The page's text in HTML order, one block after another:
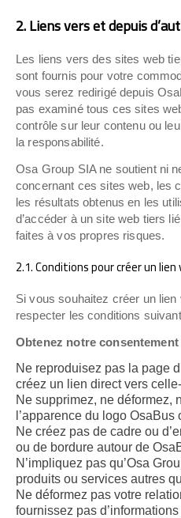
2. Liens vers et depuis
Les liens vers des sites web
sont fournis pour votre
vous serez redirigé depuis
pas examiné tous ces sites
contrôle sur leur contenu ou
la responsabilité.
Osa Group SIA ne soutient ni
concernant ces sites web, les
les résultats obtenus en les
d’accéder à un site web tiers
faites à vos propres risques.
2.1. Conditions pour créer un
Si vous souhaitez créer un
respecter les conditions
Obtenez notre consentement
Ne reproduisez pas la page
créez un lien direct vers
Ne supprimez, ne déformez,
l’apparence du logo OsaBus
Ne créez pas de cadre ou
ou de bordure autour de
N’impliquez pas qu’Osa
produits ou services autres
Ne déformez pas votre
fournissez pas